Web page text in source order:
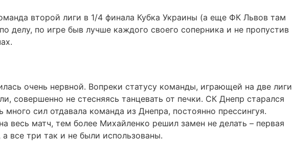
второй лиги в 1/4 финала Кубка Украины (а еще ФК Львов там
делу, по игре быв лучше каждого своего соперника и не пропустив
очень нервной. Вопреки статусу команды, играющей на две лиги
совершенно не стесняясь танцевать от печки. СК Днепр старался
много сил отдавала команда из Днепра, постоянно прессингуя.
весь матч, тем более Михайленко решил замен не делать – первая
все три так и не были использованы.